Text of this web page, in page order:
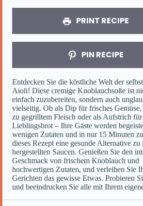
PRINT RECIPE
PIN RECIPE
Entdecken Sie die köstliche Welt der
Aioli! Diese cremige Knoblauchsoße ist
einfach zuzubereiten, sondern auch
vielseitig. Ob als Dip für frisches
zu gegrilltem Fleisch oder als Aufstrich
Lieblingsbrot – Ihre Gäste werden
wenigen Zutaten und in nur 15 Minuten
dieses Rezept eine gesunde Alternative zu
hergestellten Saucen. Genießen Sie den
Geschmack von frischem Knoblauch und
hochwertigen Zutaten, und verleihen Sie
Gerichten das gewisse Etwas. Probieren
und beeindrucken Sie alle mit Ihrem